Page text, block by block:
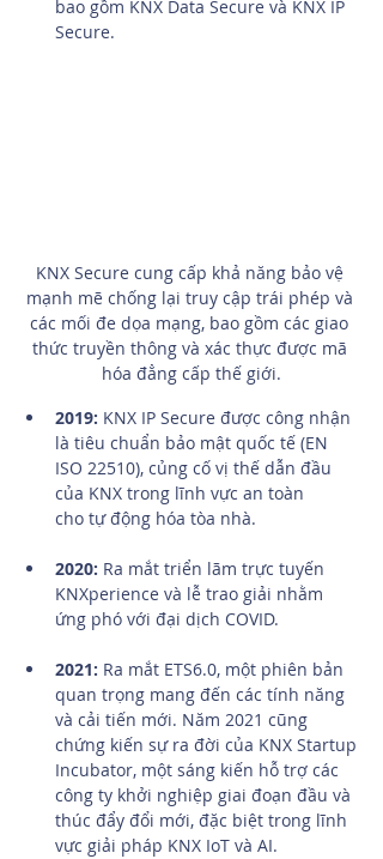
bao gồm KNX Data Secure và KNX IP
Secure.
KNX Secure cung cấp khả năng bảo vệ
mạnh mẽ chống lại truy cập trái phép và
các mối đe dọa mạng, bao gồm các giao
thức truyền thông và xác thực được mã
hóa đẳng cấp thế giới.
2019: KNX IP Secure được công nhận
là tiêu chuẩn bảo mật quốc tế (EN
ISO 22510), củng cố vị thế dẫn đầu
của KNX trong lĩnh vực an toàn
cho tự động hóa tòa nhà.
2020: Ra mắt triển lãm trực tuyến
KNXperience và lễ trao giải nhằm
ứng phó với đại dịch COVID.
2021: Ra mắt ETS6.0, một phiên bản
quan trọng mang đến các tính năng
và cải tiến mới. Năm 2021 cũng
chứng kiến sự ra đời của KNX Startup
Incubator, một sáng kiến hỗ trợ các
công ty khởi nghiệp giai đoạn đầu và
thúc đẩy đổi mới, đặc biệt trong lĩnh
vực giải pháp KNX IoT và AI.